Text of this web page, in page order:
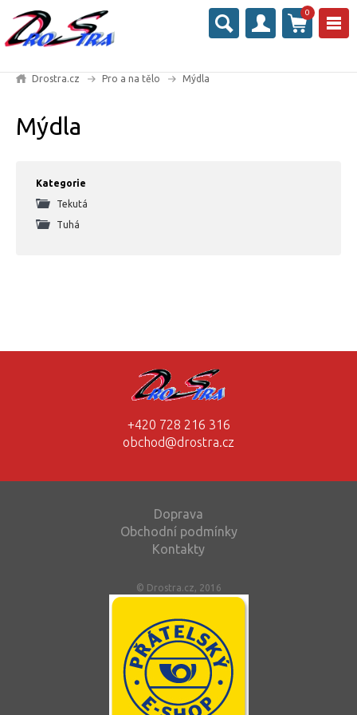
0
Drostra.cz Pro a na tělo Mýdla
Mýdla
Kategorie
Tekutá
Tuhá
+420 728 216 316
obchod@drostra.cz
Doprava
Obchodní podmínky
Kontakty
© Drostra.cz, 2016